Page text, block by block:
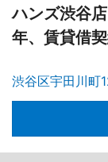
ハンズ渋谷
年、賃貸借
渋谷区宇田川町